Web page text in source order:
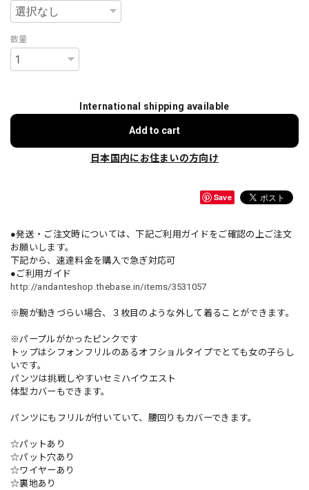
数量
International shipping available
Add to cart
日本国内にお住まいの方向け
Save
●発送・ご注文時については、下記ご利用ガイドをご確認の上ご注文
お願いします。
下記から、速達料金を購入で急ぎ対応可
●ご利用ガイド
http://andanteshop.thebase.in/items/3531057
※腕が動きづらい場合、３枚目のような外して着ることができます。
※パープルがかったピンクです
トップはシフォンフリルのあるオフショルタイプでとても女の子らし
いです。
パンツは挑戦しやすいセミハイウエスト
体型カバーもできます。
パンツにもフリルが付いていて、腰回りもカバーできます。
☆パットあり
☆パット穴あり
☆ワイヤーあり
☆裏地あり